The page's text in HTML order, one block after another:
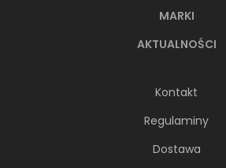
przystań dla
Młoda, żyjąca dynamicznie
lata kursowała między
MARKI
AKTUALNOŚCI
Kontakt
Regulaminy
Dostawa